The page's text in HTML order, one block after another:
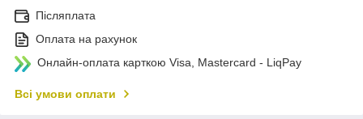
Післяплата
Оплата на рахунок
Онлайн-оплата карткою Visa, Mastercard - LiqPay
Всі умови оплати